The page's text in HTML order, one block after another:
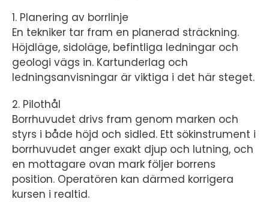
1. Planering av borrlinje
En tekniker tar fram en planerad sträckning.
Höjdläge, sidoläge, befintliga ledningar och
geologi vägs in. Kartunderlag och
ledningsanvisningar är viktiga i det här steget.
2. Pilothål
Borrhuvudet drivs fram genom marken och
styrs i både höjd och sidled. Ett sökinstrument i
borrhuvudet anger exakt djup och lutning, och
en mottagare ovan mark följer borrens
position. Operatören kan därmed korrigera
kursen i realtid.